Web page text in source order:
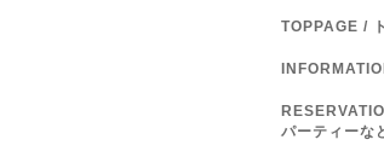
TOPPAGE /
パーティーな